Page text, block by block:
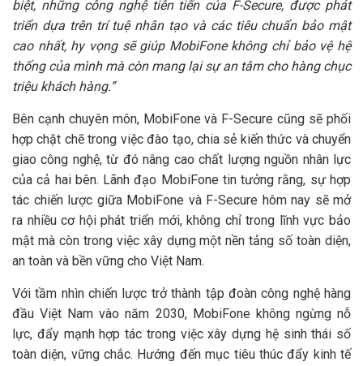
biệt, những công nghệ tiên tiến của F-Secure, được phát
triển dựa trên trí tuệ nhân tạo và các tiêu chuẩn bảo mật
cao nhất, hy vọng sẽ giúp MobiFone không chỉ bảo vệ hệ
thống của mình mà còn mang lại sự an tâm cho hàng chục
triệu khách hàng.”
Bên cạnh chuyên môn, MobiFone và F-Secure cũng sẽ phối
hợp chặt chẽ trong việc đào tạo, chia sẻ kiến thức và chuyển
giao công nghệ, từ đó nâng cao chất lượng nguồn nhân lực
của cả hai bên. Lãnh đạo MobiFone tin tưởng rằng, sự hợp
tác chiến lược giữa MobiFone và F-Secure hôm nay sẽ mở
ra nhiều cơ hội phát triển mới, không chỉ trong lĩnh vực bảo
mật mà còn trong việc xây dựng một nền tảng số toàn diện,
an toàn và bền vững cho Việt Nam.
Với tầm nhìn chiến lược trở thành tập đoàn công nghệ hàng
đầu Việt Nam vào năm 2030, MobiFone không ngừng nỗ
lực, đẩy mạnh hợp tác trong việc xây dựng hệ sinh thái số
toàn diện, vững chắc. Hướng đến mục tiêu thúc đẩy kinh tế